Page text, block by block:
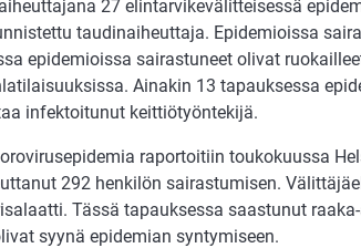
27 elintarvikevälitteisessä
taudinaiheuttaja. Epidemioissa
epidemioissa sairastuneet olivat
Ainakin 13 tapauksessa
infektoitunut keittiötyöntekijä.
raportoitiin toukokuussa
292 henkilön sairastumisen.
Tässä tapauksessa saastunut
syynä epidemian syntymiseen.